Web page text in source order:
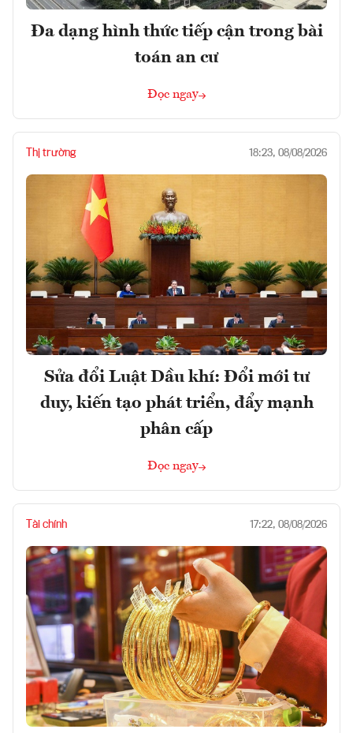
Đa dạng hình thức tiếp cận trong bài
toán an cư
Đọc ngay
Thị trường 18:23, 08/08/2026
Sửa đổi Luật Dầu khí: Đổi mới tư
duy, kiến tạo phát triển, đẩy mạnh
phân cấp
Đọc ngay
Tài chính 17:22, 08/08/2026